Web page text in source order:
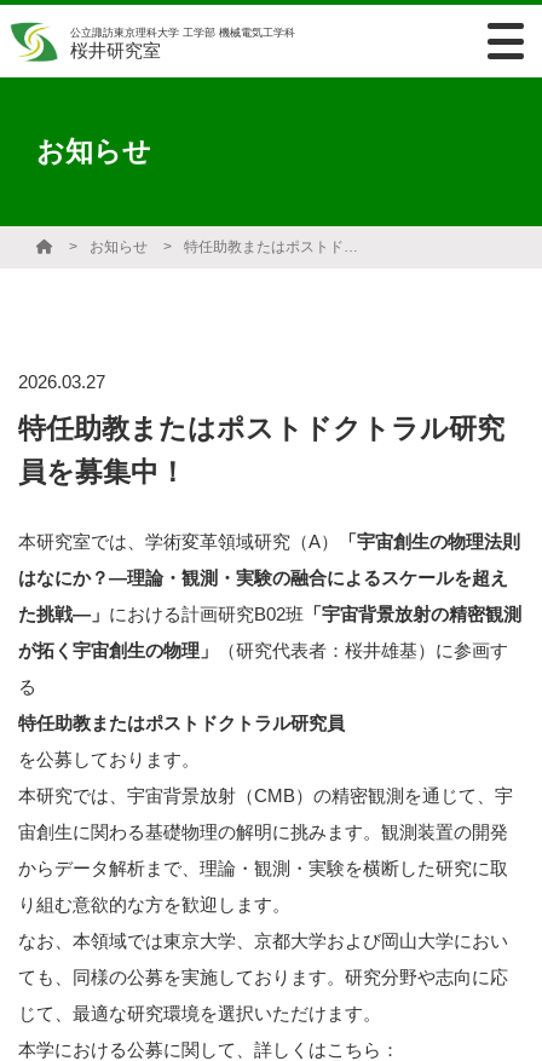
公立諏訪東京理科大学 工学部 機械電気工学科
桜井研究室
お知らせ
お知らせ 特任助教またはポストドクトラル研究員を募集中！
2026.03.27
特任助教またはポストドクトラル研究
員を募集中！
本研究室では、学術変革領域研究（A）
「宇宙創生の物理法則
はなにか？―理論・観測・実験の融合によるスケールを超え
た挑戦―」 における計画研究B02班 「宇宙背景放射の精密観測
が拓く宇宙創生の物理」
（研究代表者：桜井雄基）に参画す
る
特任助教またはポストドクトラル研究員
を公募しております。
本研究では、宇宙背景放射（CMB）の精密観測を通じて、宇
宙創生に関わる基礎物理の解明に挑みます。観測装置の開発
からデータ解析まで、理論・観測・実験を横断した研究に取
り組む意欲的な方を歓迎します。
なお、本領域では東京大学、京都大学および岡山大学におい
ても、同様の公募を実施しております。研究分野や志向に応
じて、最適な研究環境を選択いただけます。
本学における公募に関して、詳しくはこちら：